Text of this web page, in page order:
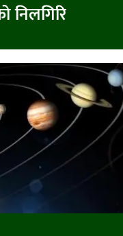
निलगिरि